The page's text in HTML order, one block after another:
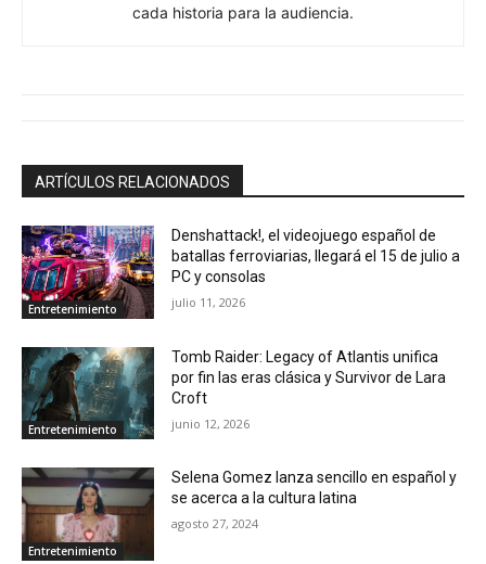
cada historia para la audiencia.
ARTÍCULOS RELACIONADOS
Entretenimiento
Denshattack!, el videojuego español de
batallas ferroviarias, llegará el 15 de julio a
PC y consolas
julio 11, 2026
Entretenimiento
Tomb Raider: Legacy of Atlantis unifica
por fin las eras clásica y Survivor de Lara
Croft
junio 12, 2026
Entretenimiento
Selena Gomez lanza sencillo en español y
se acerca a la cultura latina
agosto 27, 2024